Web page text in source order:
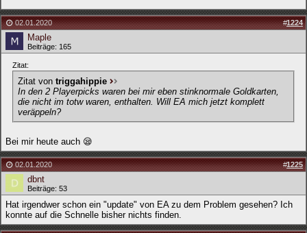
02.01.2020 #1224
Maple
Beiträge: 165
Zitat:
Zitat von triggahippie
In den 2 Playerpicks waren bei mir eben stinknormale Goldkarten,
die nicht im totw waren, enthalten. Will EA mich jetzt komplett
veräppeln?
Bei mir heute auch 😪
02.01.2020 #1225
dbnt
Beiträge: 53
Hat irgendwer schon ein "update" von EA zu dem Problem gesehen? Ich
konnte auf die Schnelle bisher nichts finden.